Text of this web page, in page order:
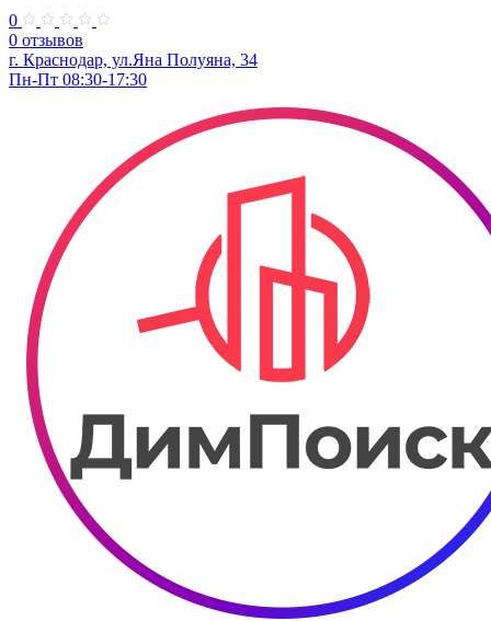
0
0 отзывов
г. Краснодар, ул.Яна Полуяна, 34
Пн-Пт 08:30-17:30